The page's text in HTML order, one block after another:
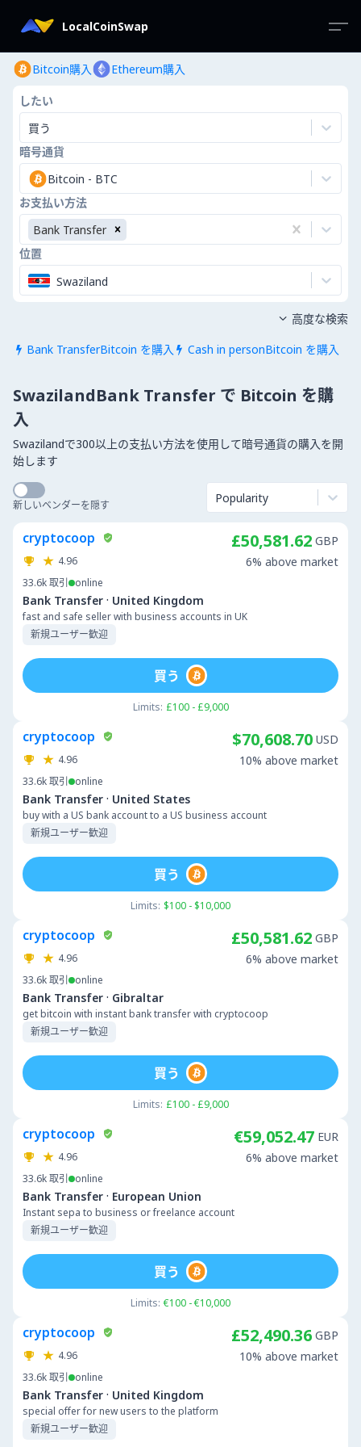
LocalCoinSwap
Bitcoin購入 Ethereum購入
したい
買う
暗号通貨
Bitcoin - BTC
お支払い方法
Bank Transfer
位置
Swaziland
 Bank TransferBitcoin を購入  Cash in personBitcoin を購入
 高度な検索
SwazilandBank Transfer で Bitcoin を購
入
Swazilandで300以上の支払い方法を使用して暗号通貨の購入を開
始します
新しいベンダーを隠す Popularity
cryptocoop
4.96
33.6k取引 online
Bank Transfer · United Kingdom
fast and safe seller with business accounts in UK
新規ユーザー歓迎
£50,581.62 GBP
6% above market
Limits: £100 - £9,000
買う
cryptocoop
4.96
33.6k取引 online
Bank Transfer · United States
buy with a US bank account to a US business account
新規ユーザー歓迎
$70,608.70 USD
10% above market
Limits: $100 - $10,000
買う
cryptocoop
4.96
33.6k取引 online
Bank Transfer · Gibraltar
get bitcoin with instant bank transfer with cryptocoop
新規ユーザー歓迎
£50,581.62 GBP
6% above market
Limits: £100 - £9,000
買う
cryptocoop
4.96
33.6k取引 online
Bank Transfer · European Union
Instant sepa to business or freelance account
新規ユーザー歓迎
€59,052.47 EUR
6% above market
Limits: €100 - €10,000
買う
cryptocoop
4.96
33.6k取引 online
Bank Transfer · United Kingdom
special offer for new users to the platform
新規ユーザー歓迎
£52,490.36 GBP
10% above market